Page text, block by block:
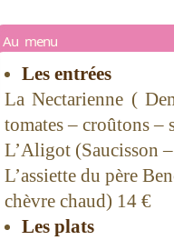
Au menu
Les entrées
La Nectarienne (
tomates – croûtons –
L’Aligot (Saucisson
L’assiette du père
chèvre chaud) 14 €
Les plats